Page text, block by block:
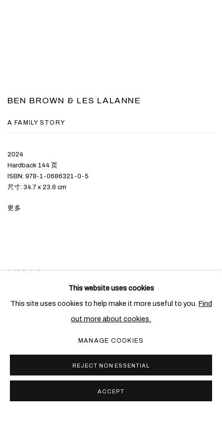
BEN BROWN & LES LALANNE
A FAMILY STORY
2024
Hardback 144 页
ISBN: 978-1-0686321-0-5
尺寸: 34.7 x 23.6 cm
更多
克洛德•莱兰
This website uses cookies
This site uses cookies to help make it more useful to you. Find
out more about cookies.
MANAGE COOKIES
REJECT NON ESSENTIAL
ACCEPT